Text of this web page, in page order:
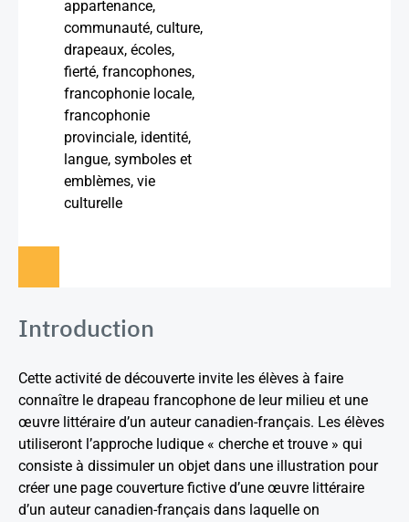
appartenance,
communauté, culture,
drapeaux, écoles,
fierté, francophones,
francophonie locale,
francophonie
provinciale, identité,
langue, symboles et
emblèmes, vie
culturelle
Introduction
Cette activité de découverte invite les élèves à faire
connaître le drapeau francophone de leur milieu et une
œuvre littéraire d’un auteur canadien-français. Les élèves
utiliseront l’approche ludique « cherche et trouve » qui
consiste à dissimuler un objet dans une illustration pour
créer une page couverture fictive d’une œuvre littéraire
d’un auteur canadien-français dans laquelle on